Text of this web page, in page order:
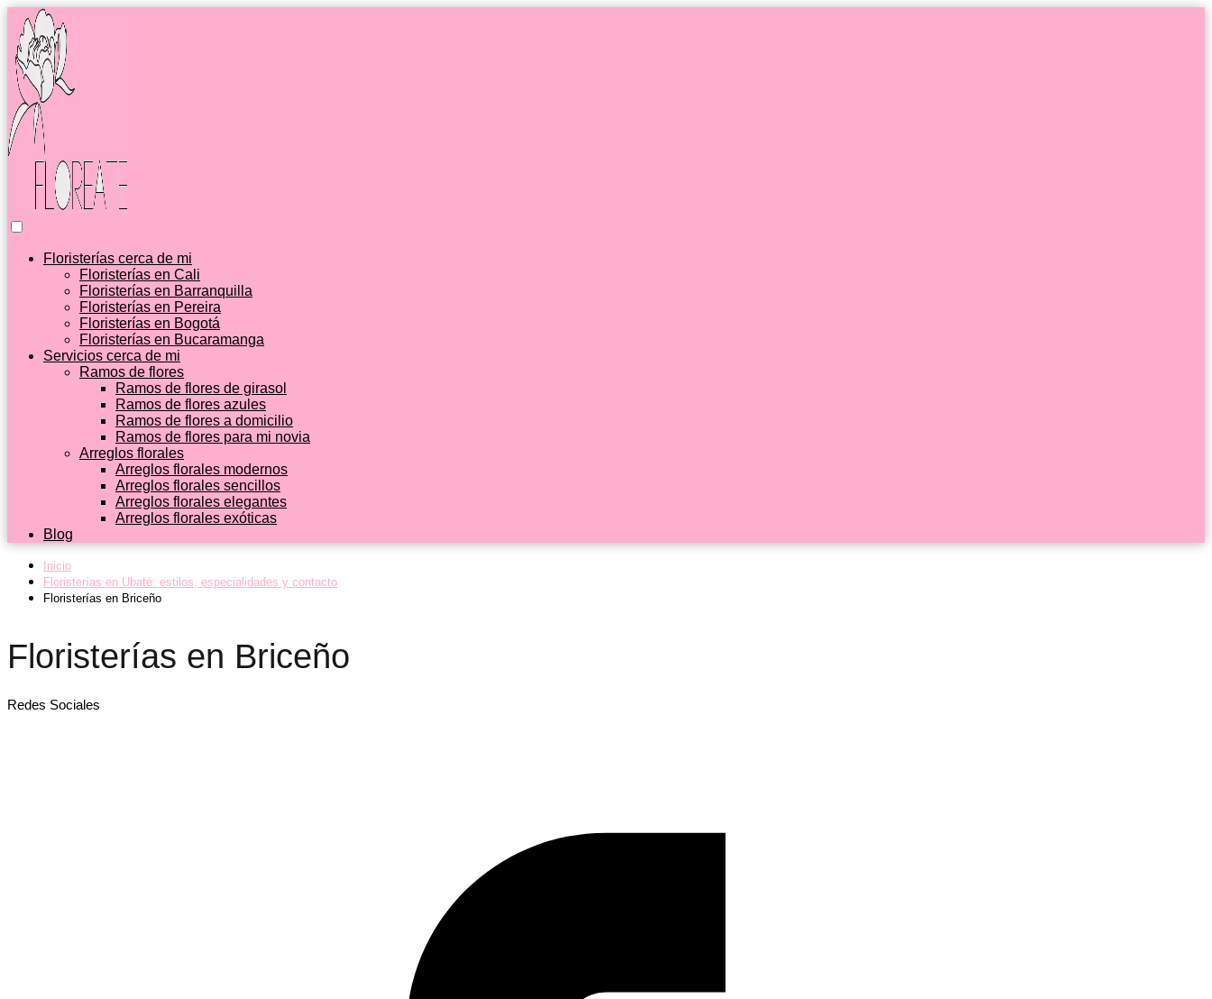
Floristerías cerca de mi
Floristerías en Cali
Floristerías en Barranquilla
Floristerías en Pereira
Floristerías en Bogotá
Floristerías en Bucaramanga
Servicios cerca de mi
Ramos de flores
Ramos de flores de girasol
Ramos de flores azules
Ramos de flores a domicilio
Ramos de flores para mi novia
Arreglos florales
Arreglos florales modernos
Arreglos florales sencillos
Arreglos florales elegantes
Arreglos florales exóticas
Blog
Inicio
Floristerías en Ubaté: estilos, especialidades y contacto
Floristerías en Briceño
Floristerías en Briceño
Redes Sociales